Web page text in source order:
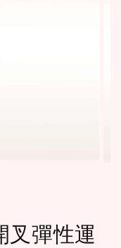
叉彈性運